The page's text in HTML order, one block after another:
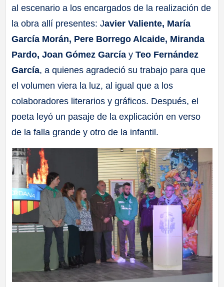
al escenario a los encargados de la realización de
la obra allí presentes: Javier Valiente, María
García Morán, Pere Borrego Alcaide, Miranda
Pardo, Joan Gómez García yTeo Fernández
García, a quienes agradeció su trabajo para que
el volumen viera la luz, al igual que a los
colaboradores literarios y gráficos. Después, el
poeta leyó un pasaje de la explicación en verso
de la falla grande y otro de la infantil.